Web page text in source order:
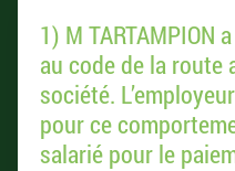
1) M
au code de la route
société.
pour ce
salarié pour le